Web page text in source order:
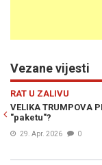
Vezane vijesti
Iran završavaju u